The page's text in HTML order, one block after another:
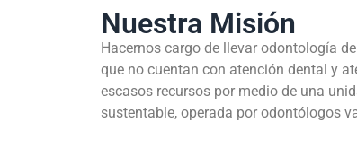
Nuestra Misión
Hacernos cargo de llevar odontología
que no cuentan con atención dental y
escasos recursos por medio de una
sustentable, operada por odontólogos